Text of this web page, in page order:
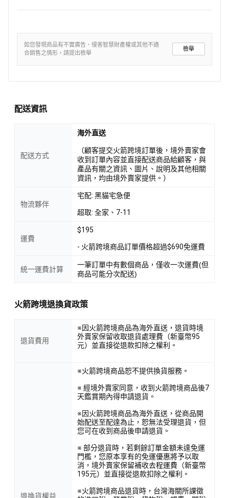
如您發現商品有不實廣告、侵害智慧財產權或其他不適
合銷售之情形，請提出檢舉
檢舉
配送資訊
配送方式
海外直送
（顧客提交火箭跨境訂單後，境外賣家會
收到訂單內容並直接配送商品給顧客，與
產品有關之資訊、圖片、說明及其他相關
資訊，均由境外賣家提供。）
物流夥伴
宅配: 黑貓宅急便
超取: 全家、7-11
運費
$195
- 火箭跨境商品訂單價格超過$690免運費
統一運費計算
一筆訂單中有數個商品，僅收一次運費(但
商品可能分次配送)
火箭跨境退換貨政策
退貨費用
※因火箭跨境商品為海外直送，退貨時境
外賣家保留收取退貨處理費（新臺幣95
元）並直接從退款扣除之權利。
退換貨權益
※火箭跨境商品恕不提供換貨服務。
※ 經境外賣家同意，收到火箭跨境商品後7
天鑑賞期內得申請退貨。
※因火箭跨境商品為海外直送，從商品開
始配送至配達為止，恕無法受理退貨，但
您可在收到商品後申請退貨。
※ 部分退貨時，若剩餘訂單金額未達免運
門檻，您原本享有的免運優惠將予以取
消，境外賣家保留補收去程運費（新臺幣
195元）並直接從退款扣除之權利。
※火箭跨境商品退貨時，台灣海關所課徵